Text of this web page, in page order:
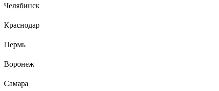
солидно выглядят, видно что из благородного металла,
гайки сами отворачиваются при виде сего чуда, мужики с
Челябинск
Краснодар
Пермь
Воронеж
Самара